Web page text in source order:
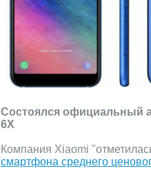
Состоялся официальный
6X
Компания Xiaomi
смартфона среднего